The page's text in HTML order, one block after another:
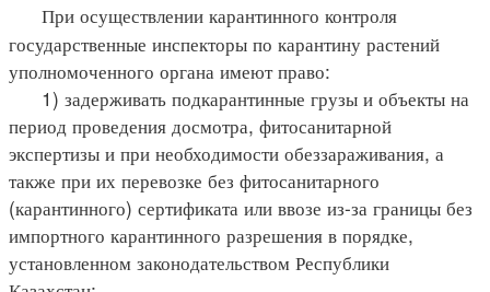
При осуществлении карантинного контроля
государственные инспекторы по карантину растений
уполномоченного органа имеют право:
1) задерживать подкарантинные грузы и объекты на
период проведения досмотра, фитосанитарной
экспертизы и при необходимости обеззараживания, а
также при их перевозке без фитосанитарного
(карантинного) сертификата или ввозе из-за границы без
импортного карантинного разрешения в порядке,
установленном законодательством Республики